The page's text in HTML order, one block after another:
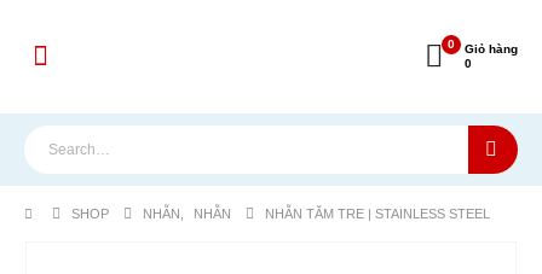
0
Giỏ hàng
0
SHOP NHẪN NHẪN NHẪN TĂM TRE | STAINLESS STEEL